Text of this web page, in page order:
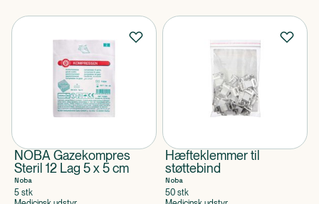
NOBA Gazekompres
Steril 12 Lag 5 x 5 cm
Noba
5 stk
Hæfteklemmer til
støttebind
Noba
50 stk